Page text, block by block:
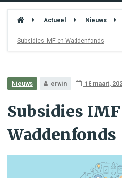
Actueel Nieuws
Subsidies IMF en Waddenfonds
Nieuws erwin 18 maart,
Subsidies
Waddenfonds